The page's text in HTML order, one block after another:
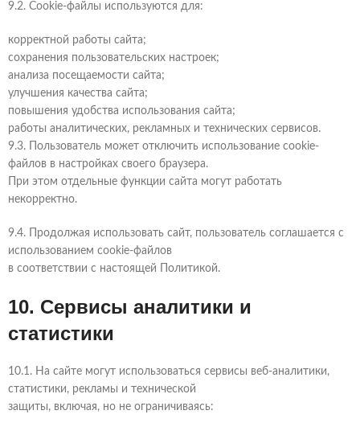
9.2. Cookie-файлы используются для:
корректной работы сайта;
сохранения пользовательских настроек;
анализа посещаемости сайта;
улучшения качества сайта;
повышения удобства использования сайта;
работы аналитических, рекламных и технических сервисов.
9.3. Пользователь может отключить использование cookie-
файлов в настройках своего браузера.
При этом отдельные функции сайта могут работать
некорректно.
9.4. Продолжая использовать сайт, пользователь соглашается с
использованием cookie-файлов
в соответствии с настоящей Политикой.
10. Сервисы аналитики и
статистики
10.1. На сайте могут использоваться сервисы веб-аналитики,
статистики, рекламы и технической
защиты, включая, но не ограничиваясь: